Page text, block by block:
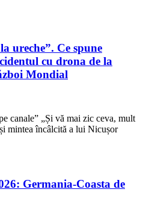
ureche”. Ce spune
cu drona de la
Mondial
canale” „Și vă mai zic ceva, mult
mintea încâlcită a lui Nicușor
Germania-Coasta de